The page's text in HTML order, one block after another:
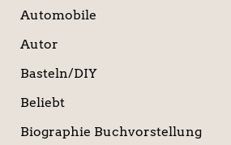
Automobile
Autor
Basteln/DIY
Beliebt
Biographie Buchvorstellung